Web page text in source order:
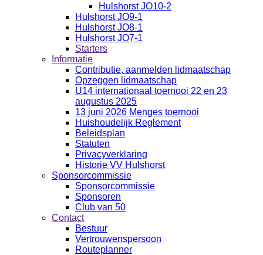
Hulshorst JO10-2
Hulshorst JO9-1
Hulshorst JO8-1
Hulshorst JO7-1
Starters
Informatie
Contributie, aanmelden lidmaatschap
Opzeggen lidmaatschap
U14 internationaal toernooi 22 en 23
augustus 2025
13 juni 2026 Menges toernooi
Huishoudelijk Reglement
Beleidsplan
Statuten
Privacyverklaring
Historie VV Hulshorst
Sponsorcommissie
Sponsorcommissie
Sponsoren
Club van 50
Contact
Bestuur
Vertrouwenspersoon
Routeplanner